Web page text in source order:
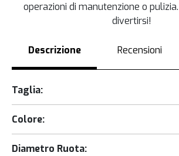
operazioni di manutenzione o
divertirsi!
Descrizione Recensioni
Taglia:
Colore:
Diametro Ruota: